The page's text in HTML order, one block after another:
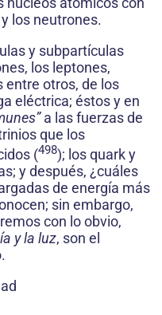
los neu­trones.
y subpartículas
los leptones,
entre otros, de los
eléctrica; éstos y en
a las fuerzas de
que los
(498); los quark y
y después, ¿cuáles
de energía más
sin embargo,
con lo obvio,
y la luz, son el